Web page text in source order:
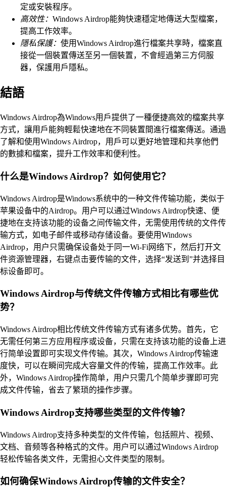
定或安裝程序。
高效性： Windows Airdrop能夠快速穩定地傳送大型檔案，
提高工作效率。
隱私保護： 使用Windows Airdrop進行檔案共享時，檔案直
接從一個裝置傳送至另一個裝置，不會經過第三方伺服
器，保護用戶隱私。
結語
Windows Airdrop為Windows用戶提供了一種便捷高效的檔案共享
方式，讓用戶能夠輕鬆快速地在不同裝置間進行檔案傳送。通過
了解和使用Windows Airdrop，用戶可以更好地管理和共享他們
的數據和檔案，提升工作效率和便利性。
什么是Windows Airdrop？如何使用它？
Windows Airdrop是Windows系统中的一种文件传输功能，类似于
苹果设备中的Airdrop。用户可以通过Windows Airdrop快速、便
捷地在支持该功能的设备之间传输文件，无需使用传统的文件传
输方式，如电子邮件或移动存储设备。要使用Windows
Airdrop，用户只需确保设备处于同一Wi-Fi网络下，然后打开文
件资源管理器，右键点击要传输的文件，选择“发送到”并选择目
标设备即可。
Windows Airdrop与传统文件传输方式相比有哪些优
势？
Windows Airdrop相比传统文件传输方式有诸多优势。首先，它
无需任何第三方应用程序或设备，只需在支持该功能的设备上进
行简单设置即可实现文件传输。其次，Windows Airdrop传输速
度快，可以在瞬间完成大容量文件的传输，提高工作效率。此
外，Windows Airdrop操作简单，用户只需几个简单步骤即可完
成文件传输，省去了繁琐的操作步骤。
Windows Airdrop支持哪些类型的文件传输？
Windows Airdrop支持多种类型的文件传输，包括照片、视频、
文档、音频等各种格式的文件。用户可以通过Windows Airdrop
轻松传输各类文件，无需担心文件类型的限制。
如何确保Windows Airdrop传输的文件安全？